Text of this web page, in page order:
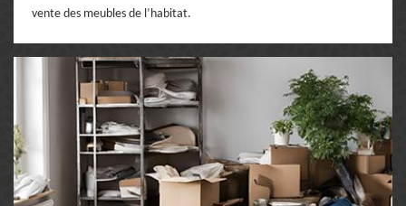
vente des meubles de l’habitat.